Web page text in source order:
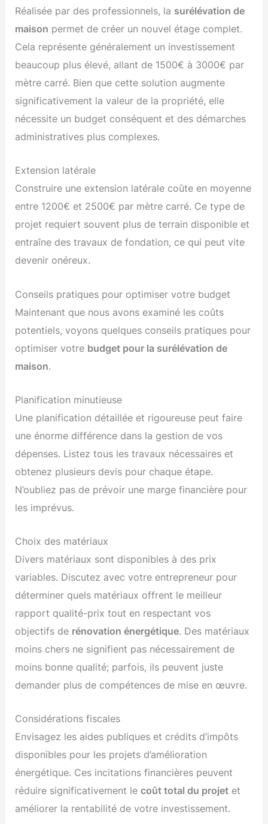
Réalisée par des professionnels, la surélévation de
maison permet de créer un nouvel étage complet.
Cela représente généralement un investissement
beaucoup plus élevé, allant de 1500€ à 3000€ par
mètre carré. Bien que cette solution augmente
significativement la valeur de la propriété, elle
nécessite un budget conséquent et des démarches
administratives plus complexes.
Extension latérale
Construire une extension latérale coûte en moyenne
entre 1200€ et 2500€ par mètre carré. Ce type de
projet requiert souvent plus de terrain disponible et
entraîne des travaux de fondation, ce qui peut vite
devenir onéreux.
Conseils pratiques pour optimiser votre budget
Maintenant que nous avons examiné les coûts
potentiels, voyons quelques conseils pratiques pour
optimiser votre budget pour la surélévation de
maison.
Planification minutieuse
Une planification détaillée et rigoureuse peut faire
une énorme différence dans la gestion de vos
dépenses. Listez tous les travaux nécessaires et
obtenez plusieurs devis pour chaque étape.
N’oubliez pas de prévoir une marge financière pour
les imprévus.
Choix des matériaux
Divers matériaux sont disponibles à des prix
variables. Discutez avec votre entrepreneur pour
déterminer quels matériaux offrent le meilleur
rapport qualité-prix tout en respectant vos
objectifs de rénovation énergétique. Des matériaux
moins chers ne signifient pas nécessairement de
moins bonne qualité; parfois, ils peuvent juste
demander plus de compétences de mise en œuvre.
Considérations fiscales
Envisagez les aides publiques et crédits d’impôts
disponibles pour les projets d’amélioration
énergétique. Ces incitations financières peuvent
réduire significativement lecoût total du projet et
améliorer la rentabilité de votre investissement.